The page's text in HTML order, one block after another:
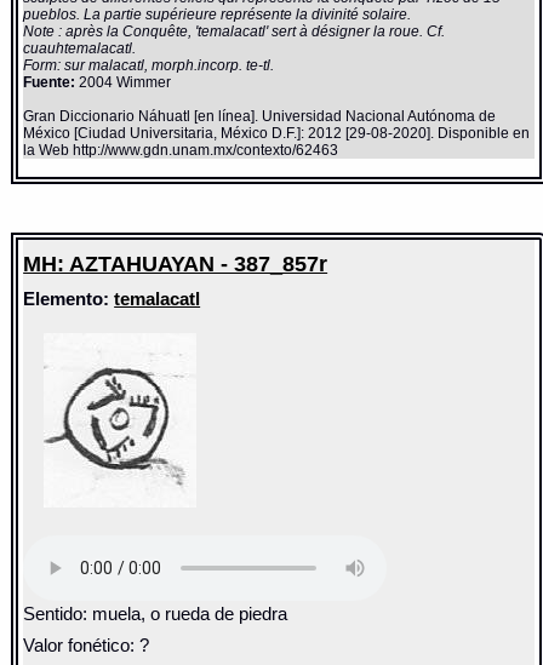
pueblos. La partie supérieure représente la divinité solaire.
Note : après la Conquête, 'temalacatl' sert à désigner la roue. Cf.
cuauhtemalacatl.
Form: sur malacatl, morph.incorp. te-tl.
Fuente: 2004 Wimmer
Gran Diccionario Náhuatl [en línea]. Universidad Nacional Autónoma de
México [Ciudad Universitaria, México D.F.]: 2012 [29-08-2020]. Disponible en
la Web http://www.gdn.unam.mx/contexto/62463
MH: AZTAHUAYAN - 387_857r
Elemento:temalacatl
Sentido: muela, o rueda de piedra
Valor fonético: ?